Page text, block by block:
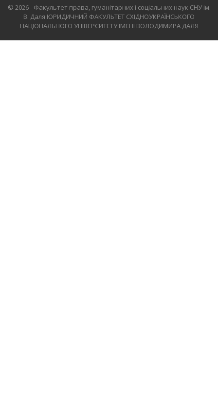
© 2026 - Факультет права, гуманітарних і соціальних наук СНУ ім.
В. Даля ЮРИДИЧНИЙ ФАКУЛЬТЕТ СХІДНОУКРАЇНСЬКОГО
НАЦІОНАЛЬНОГО УНІВЕРСИТЕТУ ІМЕНІ ВОЛОДИМИРА ДАЛЯ